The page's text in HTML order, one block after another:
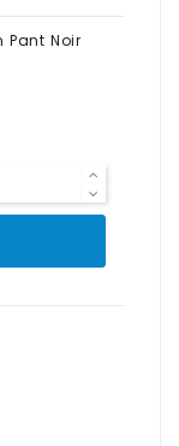
Pant Noir